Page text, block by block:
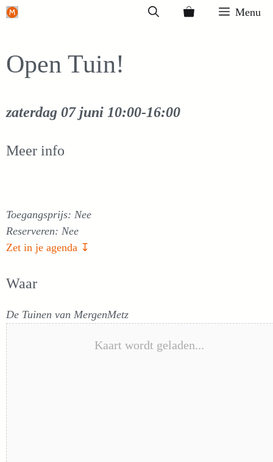
Ga
inhoud
Menu
Open Tuin!
zaterdag 07 juni 10:00-16:00
Meer info
Toegangsprijs: Nee
Reserveren: Nee
Zet in je agenda ↧
Waar
De Tuinen van MergenMetz
Kaart wordt geladen...